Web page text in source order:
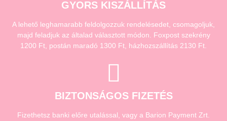
GYORS KISZÁLLÍTÁS
A lehető leghamarabb feldolgozzuk rendelésedet, csomagoljuk,
majd feladjuk az általad választott módon. Foxpost szekrény
1200 Ft, postán maradó 1300 Ft, házhozszállítás 2130 Ft.
BIZTONSÁGOS FIZETÉS
Fizethetsz banki előre utalással, vagy a Barion Payment Zrt.